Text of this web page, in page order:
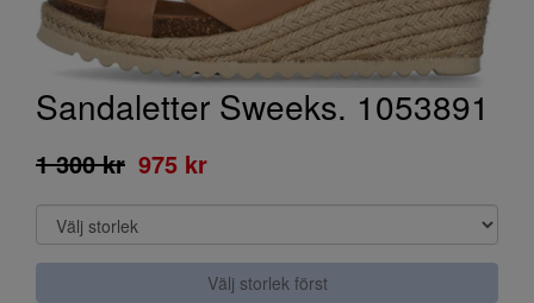
Sandaletter Sweeks. 1053891
1 300 kr 975 kr
Välj storlek först